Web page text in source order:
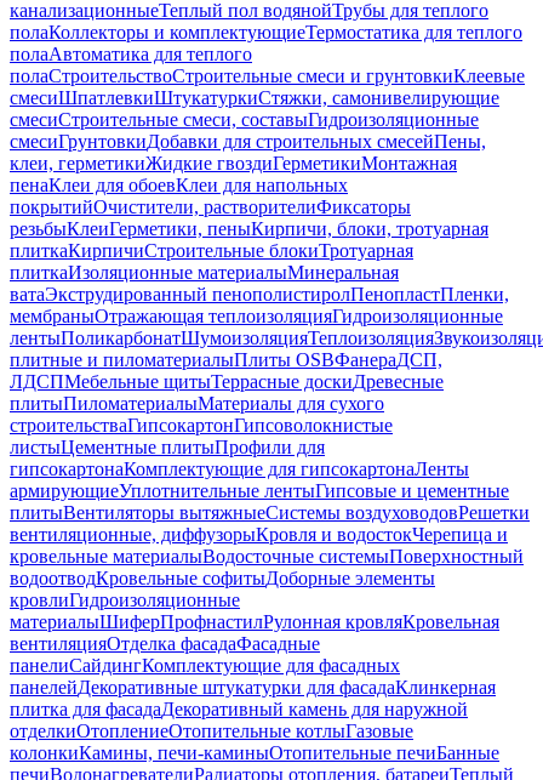
канализационныеТеплый пол водянойТрубы для теплого
полаКоллекторы и комплектующиеТермостатика для теплого
полаАвтоматика для теплого
полаСтроительствоСтроительные смеси и грунтовкиКлеевые
смесиШпатлевкиШтукатуркиСтяжки, самонивелирующие
смесиСтроительные смеси, составыГидроизоляционные
смесиГрунтовкиДобавки для строительных смесейПены,
клеи, герметикиЖидкие гвоздиГерметикиМонтажная
пенаКлеи для обоевКлеи для напольных
покрытийОчистители, растворителиФиксаторы
резьбыКлеиГерметики, пеныКирпичи, блоки, тротуарная
плиткаКирпичиСтроительные блокиТротуарная
плиткаИзоляционные материалыМинеральная
ватаЭкструдированный пенополистиролПенопластПленки,
мембраныОтражающая теплоизоляцияГидроизоляционные
лентыПоликарбонатШумоизоляцияТеплоизоляция
плитные и пиломатериалыПлиты OSBФанераДСП,
ЛДСПМебельные щитыТеррасные доскиДревесные
плитыПиломатериалыМатериалы для сухого
строительстваГипсокартонГипсоволокнистые
листыЦементные плитыПрофили для
гипсокартонаКомплектующие для гипсокартонаЛенты
армирующиеУплотнительные лентыГипсовые и цементные
плитыВентиляторы вытяжныеСистемы воздуховодовРешетки
вентиляционные, диффузорыКровля и водостокЧерепица и
кровельные материалыВодосточные системыПоверхностный
водоотводКровельные софитыДоборные элементы
кровлиГидроизоляционные
материалыШиферПрофнастилРулонная кровляКровельная
вентиляцияОтделка фасадаФасадные
панелиСайдингКомплектующие для фасадных
панелейДекоративные штукатурки для фасадаКлинкерная
плитка для фасадаДекоративный камень для наружной
отделкиОтоплениеОтопительные котлыГазовые
колонкиКамины, печи-каминыОтопительные печиБанные
печиВодонагревателиРадиаторы отопления, батареиТеплый